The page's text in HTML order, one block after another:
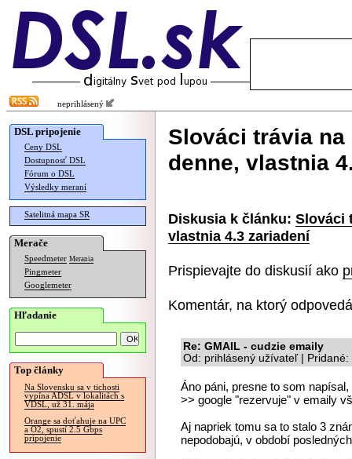
neprihlásený
DSL pripojenie
Ceny DSL
Dostupnosť DSL
Fórum o DSL
Výsledky meraní
Satelitná mapa SR
Merače
Speedmeter Merania
Pingmeter
Googlemeter
Hľadanie
Top články
Na Slovensku sa v tichosti
vypína ADSL v lokalitách s
VDSL, už 31. mája
Orange sa doťahuje na UPC
a O2, spustí 2.5 Gbps
pripojenie
Slováci trávia
denne, vlastnia
Diskusia k článku: Slováci
vlastnia 4.3 zariadení
Prispievajte do diskusií ako
Komentár, na ktorý
Re: GMAIL - cudzie emaily
Od: prihlásený užívateľ |
Áno páni, presne to som
>> google "rezervuje" v emaily
Aj napriek tomu sa to stalo 3
nepodobajú, v období